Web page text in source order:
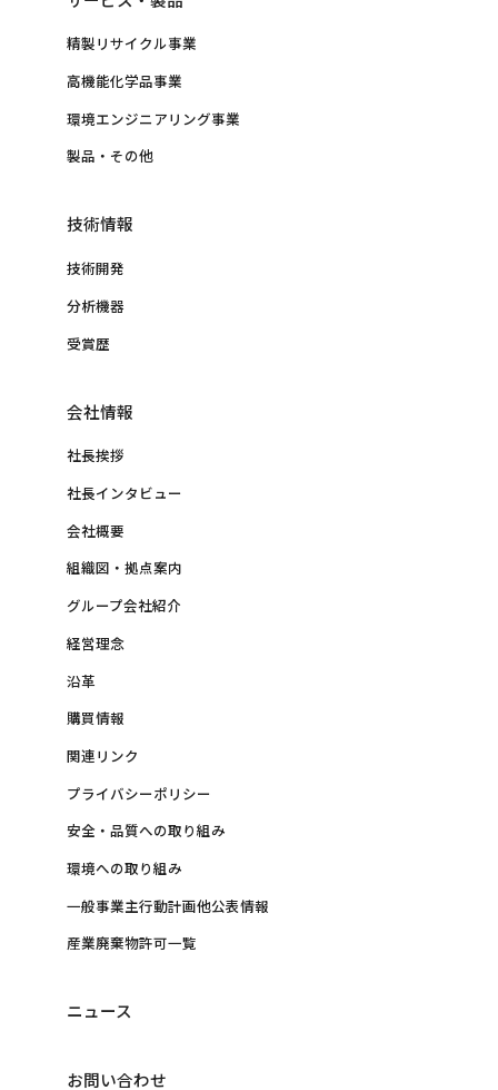
精製リサイクル事業
高機能化学品事業
環境エンジニアリング事業
製品・その他
技術情報
技術開発
分析機器
受賞歴
会社情報
社長挨拶
社長インタビュー
会社概要
組織図・拠点案内
グループ会社紹介
経営理念
沿革
購買情報
関連リンク
プライバシーポリシー
安全・品質への取り組み
環境への取り組み
一般事業主行動計画他公表情報
産業廃棄物許可一覧
ニュース
お問い合わせ